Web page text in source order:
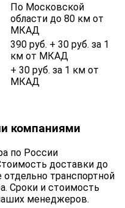
По Московской
области до 80 км от
МКАД
390 руб. + 30 руб. за 1
км от МКАД
+ 30 руб. за 1 км от
МКАД
компаниями
по России
доставки до
транспортной
Сроки и стоимость
менеджеров.